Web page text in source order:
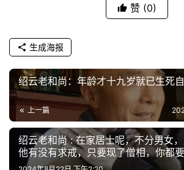
公
益
慈
善
佛
教
人
物
登录 注册
赞 (0)
生成海报
绍云老和尚：年龄才十九岁就已生死
上一篇
绍云老和尚 : 在家居士呢，不分男女
他有没有求戒，只要现了僧相，你都
随份随力